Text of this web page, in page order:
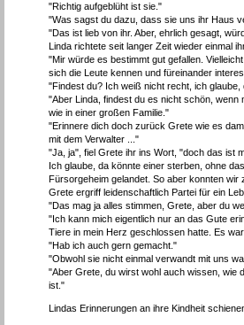
"Richtig aufgeblüht ist sie."
"Was sagst du dazu, dass sie uns ihr Haus
"Das ist lieb von ihr. Aber, ehrlich gesagt,
Linda richtete seit langer Zeit wieder einmal
"Mir würde es bestimmt gut gefallen.
sich die Leute kennen und füreinander
"Findest du? Ich weiß nicht recht, ich
"Aber Linda, findest du es nicht schön, wenn
wie in einer großen Familie."
"Erinnere dich doch zurück Grete wie es
mit dem Verwalter ..."
"Ja, ja", fiel Grete ihr ins Wort, "doch das ist
Ich glaube, da könnte einer sterben, ohne
Fürsorgeheim gelandet. So aber konnten wir
Grete ergriff leidenschaftlich Partei für ein
"Das mag ja alles stimmen, Grete, aber du
"Ich kann mich eigentlich nur an das Gute
Tiere in mein Herz geschlossen hatte. Es
"Hab ich auch gern gemacht."
"Obwohl sie nicht einmal verwandt mit uns
"Aber Grete, du wirst wohl auch wissen, wie
ist."
Lindas Erinnerungen an ihre Kindheit